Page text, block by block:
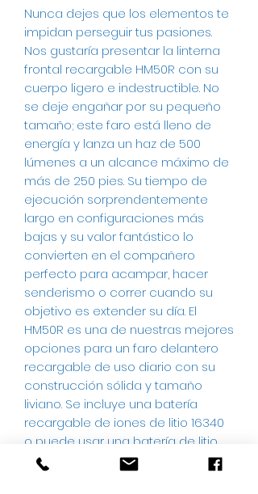
Nunca dejes que los elementos te
impidan perseguir tus pasiones.
Nos gustaría presentar la linterna
frontal recargable HM50R con su
cuerpo ligero e indestructible. No
se deje engañar por su pequeño
tamaño; este faro está lleno de
energía y lanza un haz de 500
lúmenes a un alcance máximo de
más de 250 pies. Su tiempo de
ejecución sorprendentemente
largo en configuraciones más
bajas y su valor fantástico lo
convierten en el compañero
perfecto para acampar, hacer
senderismo o correr cuando su
objetivo es extender su día. El
HM50R es una de nuestras mejores
opciones para un faro delantero
recargable de uso diario con su
construcción sólida y tamaño
liviano. Se incluye una batería
recargable de iones de litio 16340
o puede usar una batería de litio
CR123A para alimentarla. Este faro